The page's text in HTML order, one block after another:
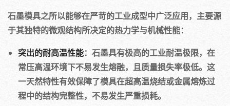
石墨模具之所以能够在严苛的工业成型中广泛应用，主要源
于其独特的微观结构所决定的热力学与机械性能：
突出的耐高温性能：石墨具有极高的工业耐温极限，在
常压高温环境下不易发生熔融，且质量损失率极低。这
一天然特性有效保障了模具在超高温烧结或金属熔炼过
程中的结构完整性，不易发生严重损耗。